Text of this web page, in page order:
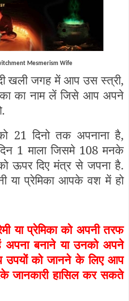
Mesmerism Wife
खली जगह में आप उस स्त्री,
का नाम लें जिसे आप अपने
21 दिनो तक अपनाना है,
1 माला जिसमे 108 मनके
ऊपर दिए मंत्र से जपना है.
या प्रेमिका आपके वश में हो
या प्रेमिका को अपनी तरफ
अपना बनाने या उनको अपने
को जानने के लिए आप
जानकारी हासिल कर सकते